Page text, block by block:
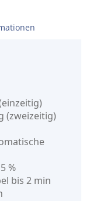
(zweizeitig)
%
bis 2 min